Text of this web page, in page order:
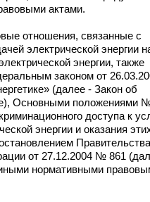
актами.
отношения, связанные с
электрической энергии
энергии, также
законом от
(далее - Закон об
Основными положениями
доступа к
энергии и оказания
Правительства
от 27.12.2004 № 861
нормативными